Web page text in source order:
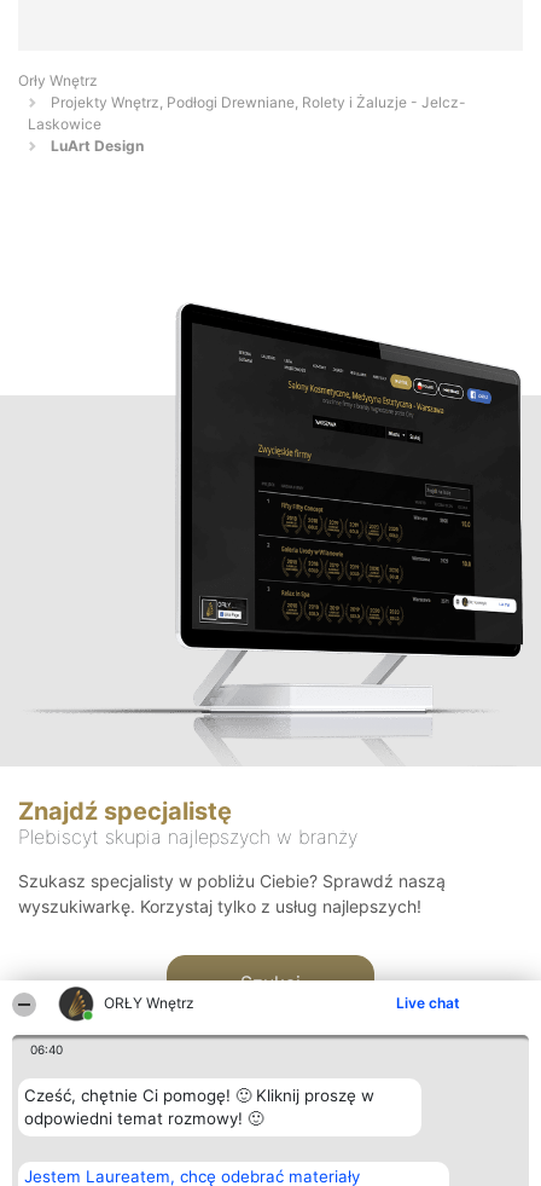
ORŁY Wnętrz Live chat
06:40
Cześć, chętnie Ci pomogę! 🙂 Kliknij proszę w
odpowiedni temat rozmowy! 🙂
Jestem Laureatem, chcę odebrać materiały
Orły Wnętrz
Projekty Wnętrz, Podłogi Drewniane, Rolety i Żaluzje - Jelcz-
Laskowice
LuArt Design
Znajdź specjalistę
Plebiscyt skupia najlepszych w branży
Szukasz specjalisty w pobliżu Ciebie? Sprawdź naszą
wyszukiwarkę. Korzystaj tylko z usług najlepszych!
Szukaj
Organizator plebiscytu
Bright Side Solutions sp. z o.
Plebiscyt
Laureaci
Kontakt
Kontakt